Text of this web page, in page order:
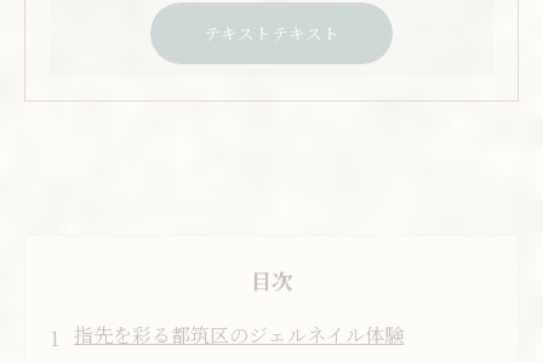
テキストテキスト
目次
指先を彩る都筑区のジェルネイル体験